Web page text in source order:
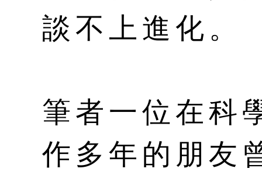
談不上進化。
筆者一位在科
作多年的朋友